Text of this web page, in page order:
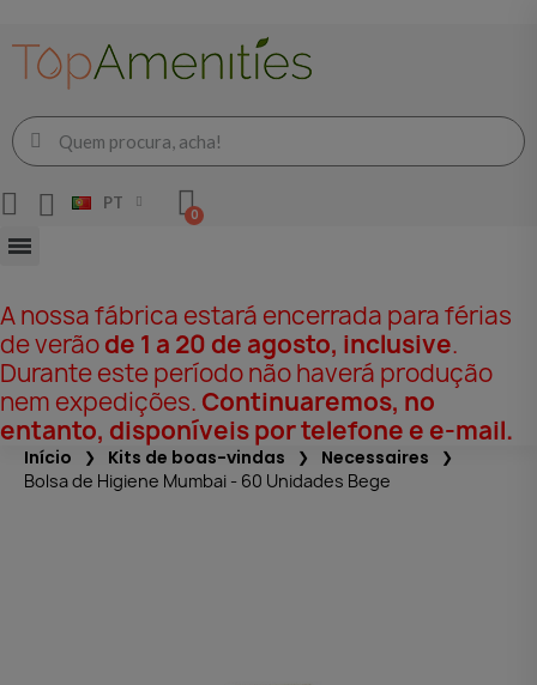
PT
A nossa fábrica estará encerrada para férias
de verãode 1 a 20 de agosto, inclusive.
Durante este período não haverá produção
nem expedições. Continuaremos, no
entanto, disponíveis por telefone e e-mail.
Início Kits de boas-vindas Necessaires
Bolsa de Higiene Mumbai - 60 Unidades Bege